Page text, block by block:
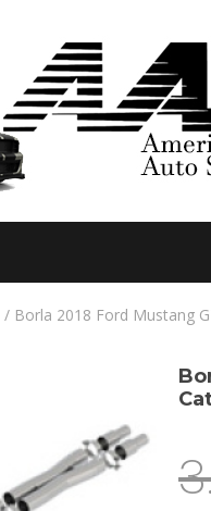
/ Borla 2018 Ford Mustang